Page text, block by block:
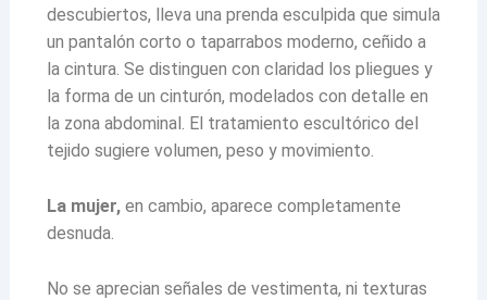
descubiertos, lleva una prenda esculpida que simula
un pantalón corto o taparrabos moderno, ceñido a
la cintura. Se distinguen con claridad los pliegues y
la forma de un cinturón, modelados con detalle en
la zona abdominal. El tratamiento escultórico del
tejido sugiere volumen, peso y movimiento.
La mujer,en cambio, aparece completamente
desnuda.
No se aprecian señales de vestimenta, ni texturas